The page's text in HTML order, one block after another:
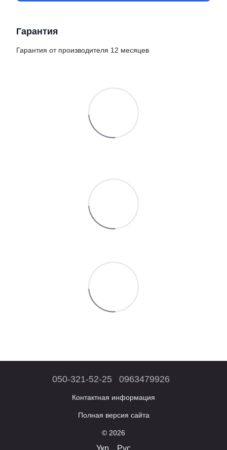
Гарантия
Гарантия от производителя 12 месяцев
050-321-52-25 0963479926
Контактная информация
Полная версия сайта
© 2026
Укр Рус